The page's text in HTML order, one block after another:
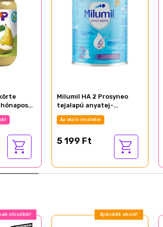
Milumil HA 2 Prosyneo
tejalapú anyatej-
kiegészítő tápszer 6 hó+
400 g
Az akció részletei
5 199 Ft
olcsóbb! Ajándék akció!